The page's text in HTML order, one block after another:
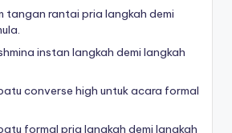
tangan rantai pria langkah demi
instan langkah demi langkah
converse high untuk acara formal
formal pria langkah demi langkah